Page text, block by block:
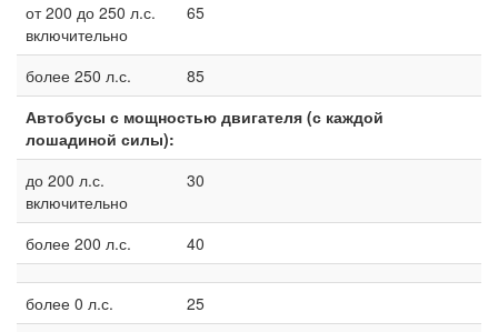
от 200 до 250 л.с.
включительно
65
более 250 л.с.
85
Автобусы с мощностью двигателя (с каждой
лошадиной силы):
до 200 л.с.
включительно
30
более 200 л.с. 40
более 0 л.с.
25